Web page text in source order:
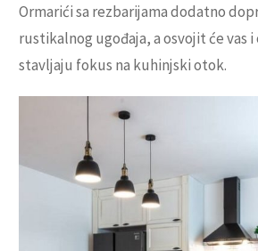
Ormarići sa rezbarijama dodatno
rustikalnog ugođaja, a osvojit će vas
stavljaju fokus na kuhinjski otok.